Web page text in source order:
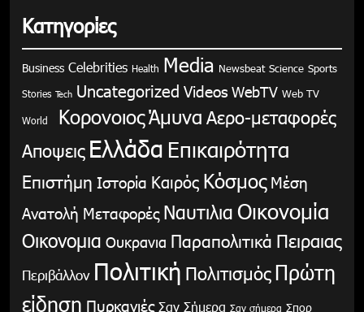
Κατηγορίες
Business Celebrities Health Media Newsbeat Science Sports
Stories Tech Uncategorized Videos WebTV Web TV
World ΚορονοιοςΆμυνα Αερο-μεταφορές
Αποψεις Ελλάδα Επικαιρότητα
Επιστήμη Ιστορία Καιρός Κόσμος Μέση
Ανατολή Μεταφορές Ναυτιλια Οικονομία
Οικονομια Ουκρανια Παραπολιτικά Πειραιας
Περιβάλλον Πολιτική Πολιτισμός Πρώτη
είδηση Πυρκαγιές Σαν Σήμερα Σαν σήμερα Σπορ